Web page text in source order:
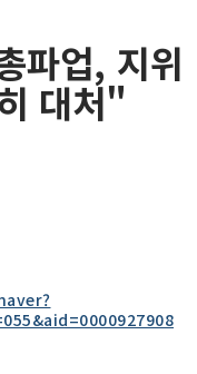
파업, 지위
대처"